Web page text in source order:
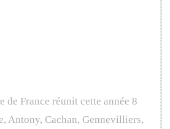
de France réunit cette année 8
Antony, Cachan, Gennevilliers,